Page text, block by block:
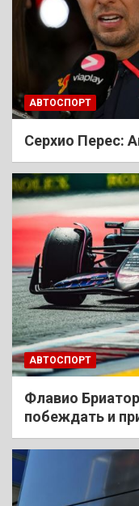
АВТОСПОРТ
Cерхио Перес:
АВТОСПОРТ
Флавио
побеждать и